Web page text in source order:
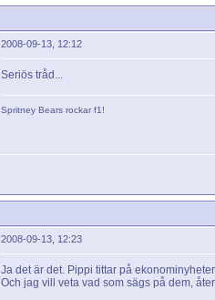
2008-09-13, 12:12
Seriös tråd...
Spritney Bears rockar f1!
2008-09-13, 12:23
Ja det är det. Pippi tittar på
Och jag vill veta vad som sägs på dem,